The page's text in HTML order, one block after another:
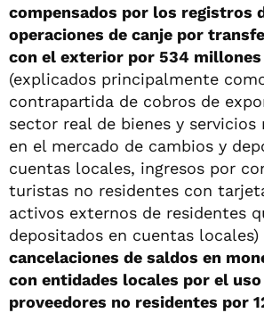
compensados por los registros
operaciones de canje por
con el exterior por 534 millones
(explicados principalmente
contrapartida de cobros de
sector real de bienes y servicios
en el mercado de cambios y
cuentas locales, ingresos por
turistas no residentes con
activos externos de residentes
depositados en cuentas locales)
cancelaciones de saldos en
con entidades locales por el
proveedores no residentes por